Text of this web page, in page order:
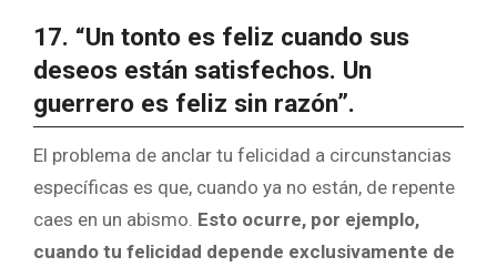
17. “Un tonto es feliz cuando sus
deseos están satisfechos. Un
guerrero es feliz sin razón”.
El problema de anclar tu felicidad a circunstancias
específicas es que, cuando ya no están, de repente
caes en un abismo. Esto ocurre, por ejemplo,
cuando tu felicidad depende exclusivamente de